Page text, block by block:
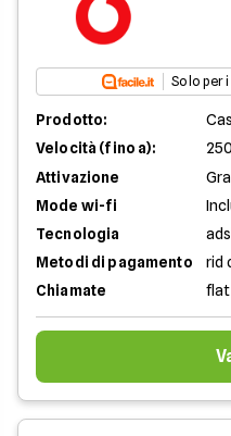
Solo per
Prodotto:
Velocità (fino a):
Attivazione
Mode wi-fi
Tecnologia
Metodi di pagamento
rid
Chiamate
flat